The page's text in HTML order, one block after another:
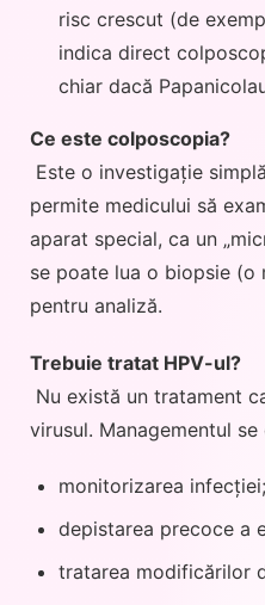
risc crescut (de
indica direct
chiar dacă
Ce este colposcopia?
Este o investigație
permite medicului să
aparat special, ca un
se poate lua o biopsie (o
pentru analiză.
Trebuie tratat HPV-ul?
Nu există un tratament
virusul. Managementul
monitorizarea infecției;
depistarea precoce a
tratarea modificărilor